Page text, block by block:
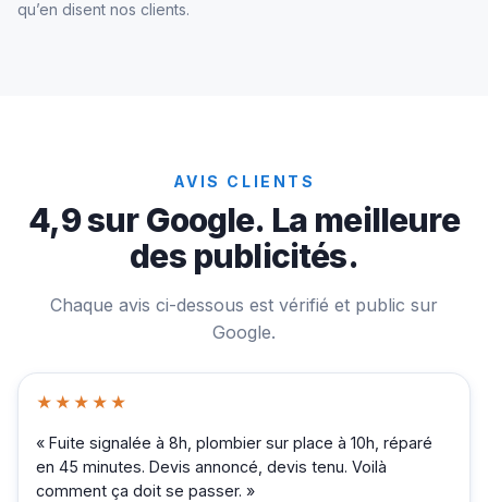
qu’en disent nos clients.
AVIS CLIENTS
4,9 sur Google. La meilleure
des publicités.
Chaque avis ci-dessous est vérifié et public sur
Google.
★★★★★
« Fuite signalée à 8h, plombier sur place à 10h, réparé
en 45 minutes. Devis annoncé, devis tenu. Voilà
comment ça doit se passer. »